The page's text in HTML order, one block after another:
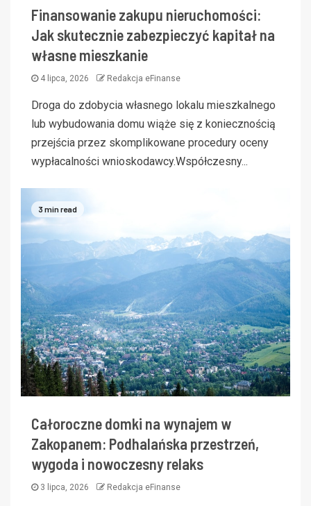
Finansowanie zakupu nieruchomości:
Jak skutecznie zabezpieczyć kapitał na
własne mieszkanie
4 lipca, 2026 Redakcja eFinanse
Droga do zdobycia własnego lokalu mieszkalnego
lub wybudowania domu wiąże się z koniecznością
przejścia przez skomplikowane procedury oceny
wypłacalności wnioskodawcy.Współczesny...
3 min read
Całoroczne domki na wynajem w
Zakopanem: Podhalańska przestrzeń,
wygoda i nowoczesny relaks
3 lipca, 2026 Redakcja eFinanse